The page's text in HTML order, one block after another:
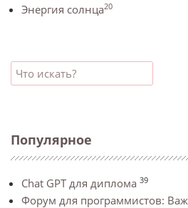
Энергия солнца20
Популярное
Chat GPT для диплома 39
Форум для программистов: